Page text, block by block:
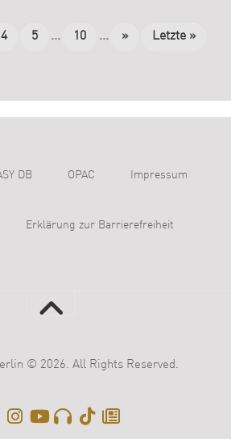
4 5 ... 10 ... » Letzte »
DB OPAC Impressum
Erklärung zur Barrierefreiheit
© 2026. All Rights Reserved.